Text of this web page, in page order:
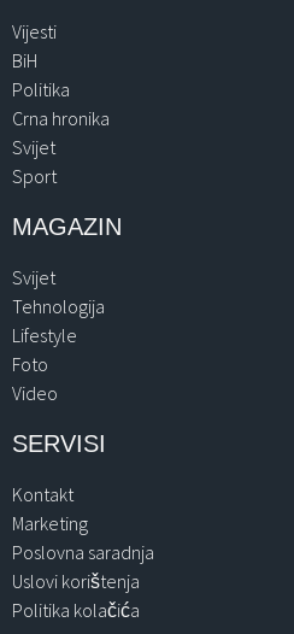
Vijesti
BiH
Politika
Crna hronika
Svijet
Sport
MAGAZIN
Svijet
Tehnologija
Lifestyle
Foto
Video
SERVISI
Kontakt
Marketing
Poslovna saradnja
Uslovi korištenja
Politika kolačića